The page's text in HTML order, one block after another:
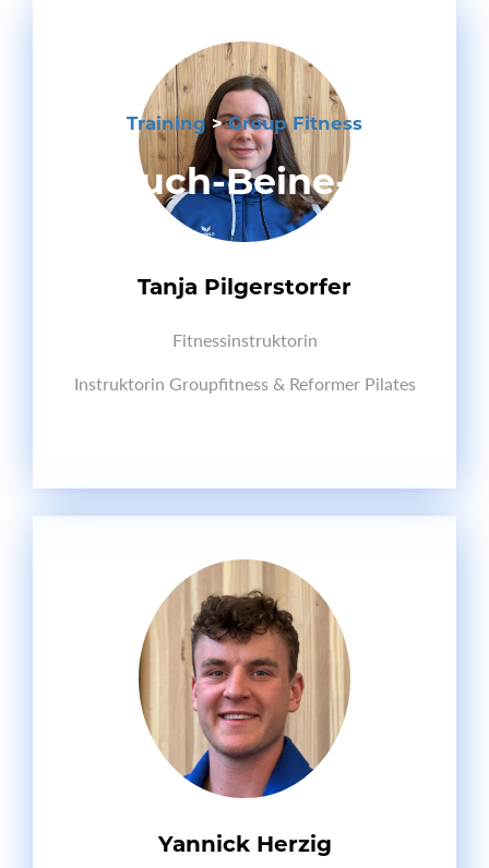
Training>Group Fitness
Bauch-Beine-Po
Tanja Pilgerstorfer
Fitnessinstruktorin
Instruktorin Groupfitness & Reformer Pilates
Yannick Herzig